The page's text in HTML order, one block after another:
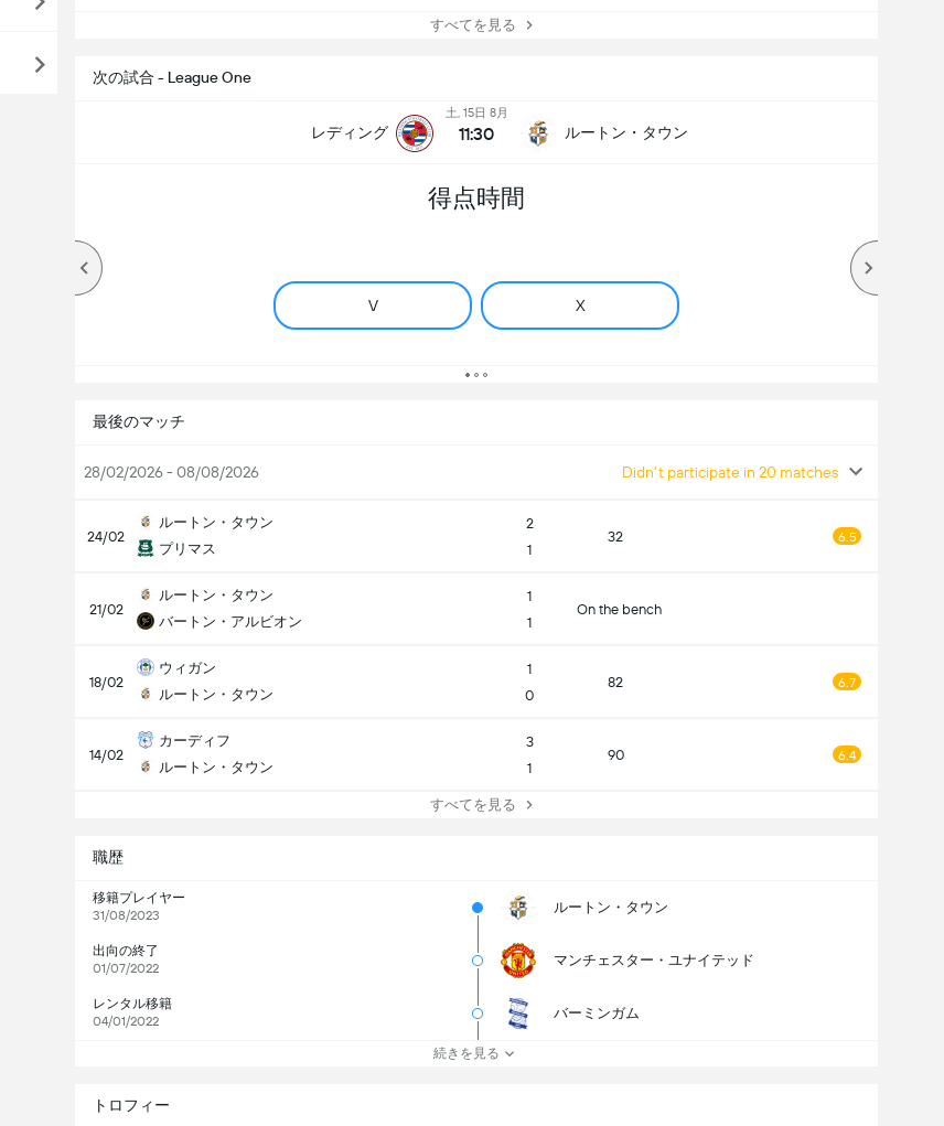
すべてを見る
次の試合 - League One
レディング
土, 15日 8月
11:30 ルートン・タウン
得点時間
V X
最後のマッチ
28/02/2026 - 08/08/2026 Didn't participate in 20 matches
24/02
ルートン・タウン
プリマス
2
1
32 6.5
21/02
ルートン・タウン
バートン・アルビオン
1
1
On the bench
18/02
ウィガン
ルートン・タウン
1
0
82 6.7
14/02
カーディフ
ルートン・タウン
3
1
90 6.4
すべてを見る
職歴
移籍プレイヤー
31/08/2023
ルートン・タウン
出向の終了
01/07/2022
マンチェスター・ユナイテッド
レンタル移籍
04/01/2022
バーミンガム
続きを見る
トロフィー